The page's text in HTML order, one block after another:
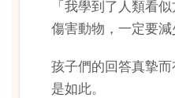
「我學到了人類看
傷害動物，一定要減
孩子們的回答真摯
是如此。